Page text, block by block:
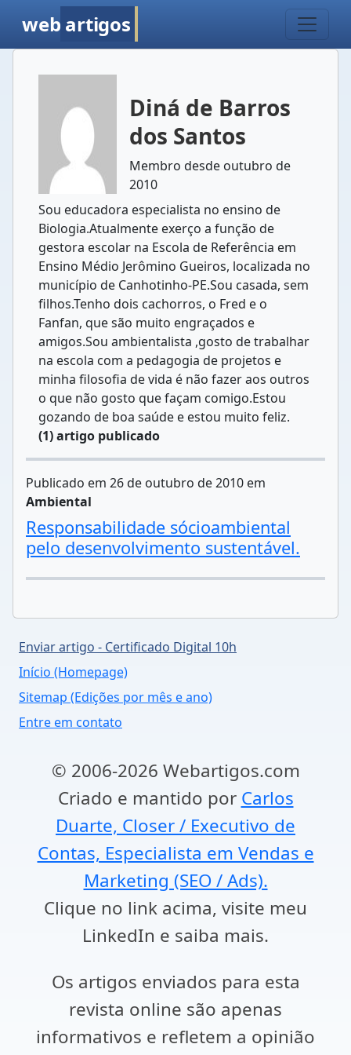
web artigos
Diná de Barros
dos Santos
Membro desde outubro de
2010
Sou educadora especialista no ensino de
Biologia.Atualmente exerço a função de
gestora escolar na Escola de Referência em
Ensino Médio Jerômino Gueiros, localizada no
município de Canhotinho-PE.Sou casada, sem
filhos.Tenho dois cachorros, o Fred e o
Fanfan, que são muito engraçados e
amigos.Sou ambientalista ,gosto de trabalhar
na escola com a pedagogia de projetos e
minha filosofia de vida é não fazer aos outros
o que não gosto que façam comigo.Estou
gozando de boa saúde e estou muito feliz.
(1) artigo publicado
Publicado em 26 de outubro de 2010 em
Ambiental
Responsabilidade sócioambiental
pelo desenvolvimento sustentável.
Enviar artigo - Certificado Digital 10h
Início (Homepage)
Sitemap (Edições por mês e ano)
Entre em contato
© 2006-2026 Webartigos.com
Criado e mantido por Carlos
Duarte, Closer / Executivo de
Contas, Especialista em Vendas e
Marketing (SEO / Ads).
Clique no link acima, visite meu
LinkedIn e saiba mais.
Os artigos enviados para esta
revista online são apenas
informativos e refletem a opinião